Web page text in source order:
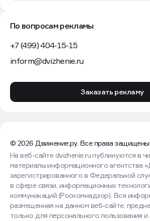
По вопросам рекламы
+7 (499) 404-15-15
inform@dvizhenie.ru
Заказать рекламу
© 2026 Движение.ру. Все права защищены.
На веб-сайте dvizhenie.ru публикуются в
материалы информационного агентства
зарегистрированного в Федеральной
в сфере связи, информационных
коммуникаций (Роскомнадзор). Вся
размещенная на данном веб-сайте,
только для персонального пользования